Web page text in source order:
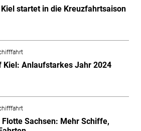
startet in die Kreuzfahrtsaison
Kiel: Anlaufstarkes Jahr 2024
Flotte Sachsen: Mehr Schiffe,